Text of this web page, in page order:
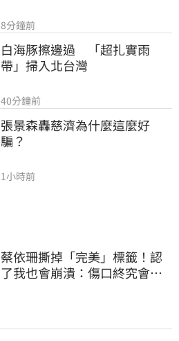
8分鐘前
白海豚擦邊過　「超扎實雨
帶」掃入北台灣
40分鐘前
張景森轟慈濟為什麼這麼好
騙？
1小時前
蔡依珊撕掉「完美」標籤！認
了我也會崩潰：傷口終究會癒